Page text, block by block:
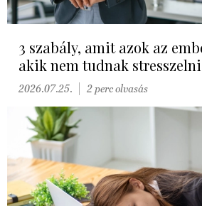
3 szabály, amit azok az
akik nem tudnak
2026.07.25. 2 perc olvasás